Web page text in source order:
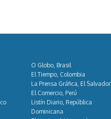
O Globo, Brasil
El Tiempo, Colombia
La Prensa Gráfica, El Salvador
El Comercio, Perú
Listín Diario, República
Dominicana